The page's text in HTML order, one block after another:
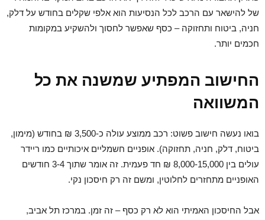
של להישאר עם הרכב לכל הנסיעות הוא אלפי שקלים בחודש על דלק,
חניה, ביטוח ותחזוקה – כסף שאפשר לחסוך ולהשקיע במקומות
חכמים יותר.
החישוב המפתיע שמשנה את כל
המשוואה
בואו נעשה חישוב פשוט: רכב ממוצע עולה כ-3,500 ₪ בחודש (מימון,
ביטוח, דלק, חניה, תחזוקה). אופניים חשמליים איכותיים כמו ריידר
עולים בין 8,000-15,000 ₪ חד פעמית. זה אומר שתוך 3-4 חודשים
האופניים מתחזרים לחלוטין, ומשם זה רק חיסכון נקי.
אבל החיסכון האמיתי הוא לא רק כסף – זה זמן. במרכז תל אביב,